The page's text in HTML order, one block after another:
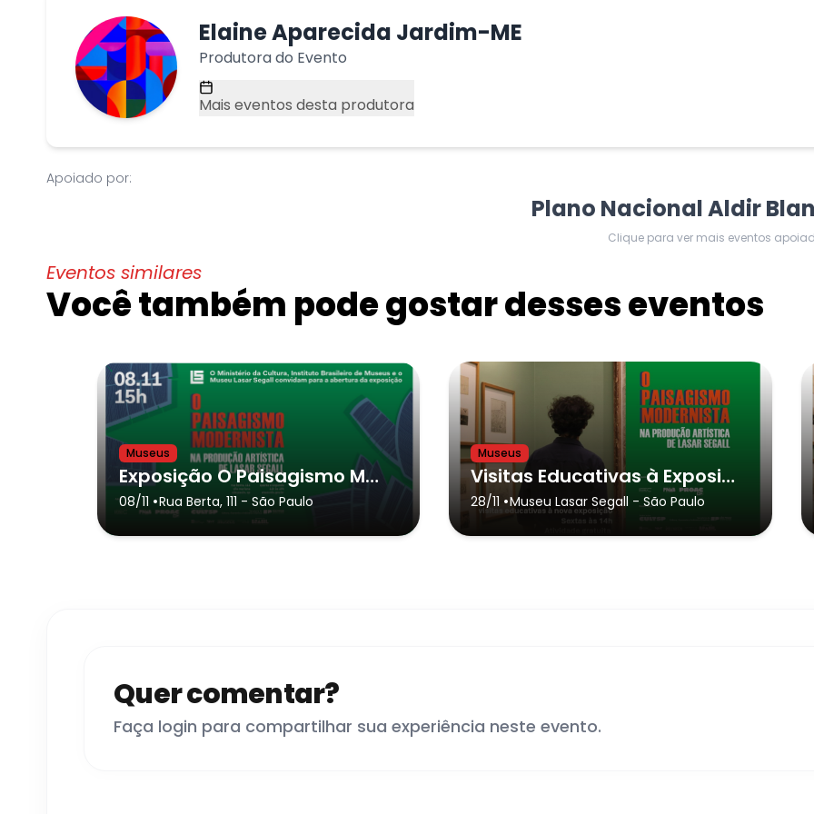
Elaine Aparecida Jardim-ME
Produtora do Evento
Mais eventos desta produtora
Apoiado por:
Plano Nacional Aldir
Clique para ver mais eventos
Eventos similares
Você também pode gostar desses eventos
Museus
Exposição O Paisagismo Modernista na Produção Artística de Lasar Segall
08/11 •Rua Berta, 111 - São Paulo
Museus
Visitas Educativas à Exposição: O paisagismo Modernista na produção artística de Lasar Segall
28/11 •Museu Lasar Segall - São Paulo
Quer comentar?
Faça login para compartilhar sua experiência neste evento.